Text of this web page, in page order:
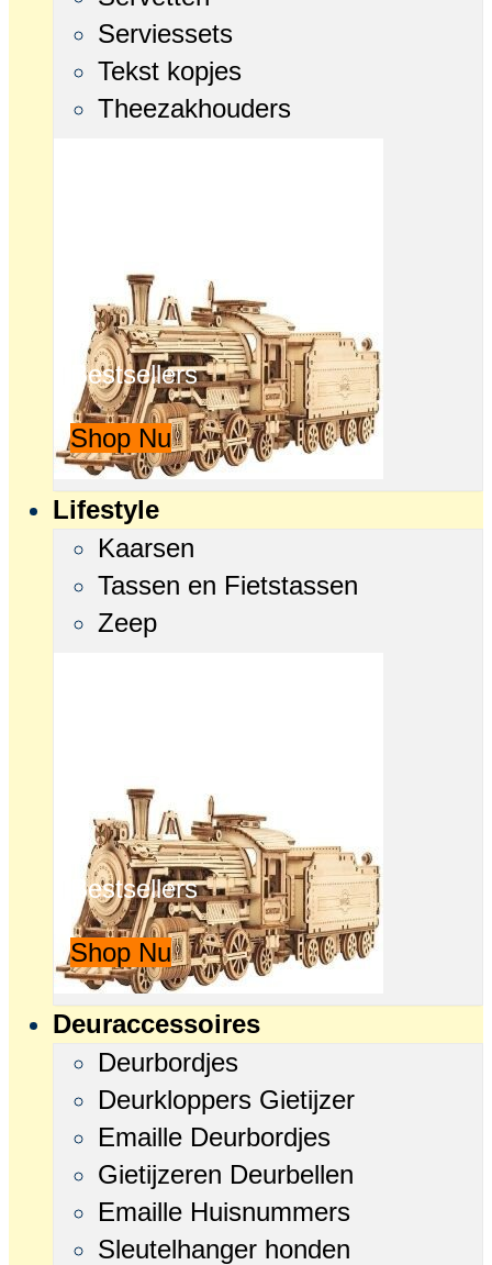
Serviessets
Tekst kopjes
Theezakhouders
Bestsellers
Shop Nu
Lifestyle
Kaarsen
Tassen en Fietstassen
Zeep
Bestsellers
Shop Nu
Deuraccessoires
Deurbordjes
Deurkloppers Gietijzer
Emaille Deurbordjes
Gietijzeren Deurbellen
Emaille Huisnummers
Sleutelhanger honden